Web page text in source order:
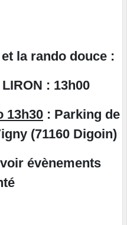
la rando douce :
: 13h00
13h30 : Parking de
(71160 Digoin)
évènements